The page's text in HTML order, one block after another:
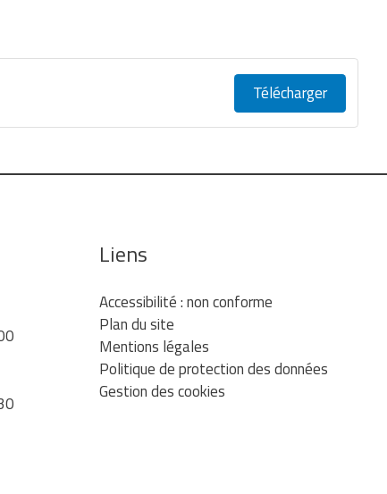
Télécharger
Liens
Accessibilité : non conforme
Plan du site
Mentions légales
Politique de protection des données
Gestion des cookies